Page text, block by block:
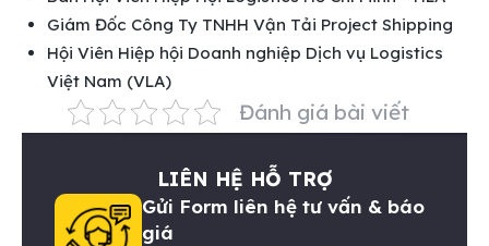
Giám Đốc Công Ty TNHH Vận Tải Project Shipping
Hội Viên Hiệp hội Doanh nghiệp Dịch vụ Logistics
Việt Nam (VLA)
Đánh giá bài viết
LIÊN HỆ HỖ TRỢ
Gửi Form liên hệ tư vấn & báo
giá